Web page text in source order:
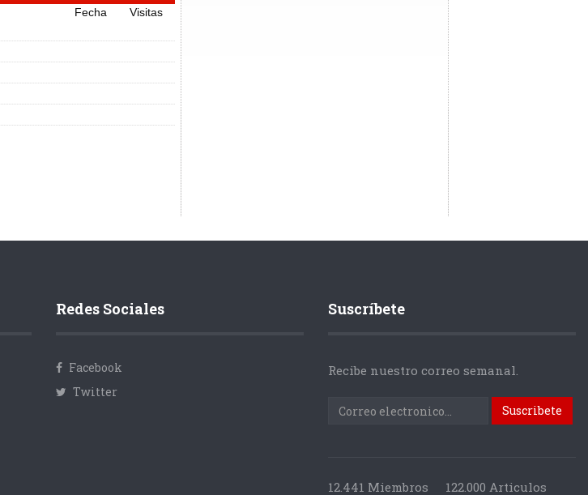
Fecha
Visitas
Redes Sociales
Facebook
Twitter
Suscríbete
Recibe nuestro correo semanal.
12.441 Miembros 122.000 Articulos